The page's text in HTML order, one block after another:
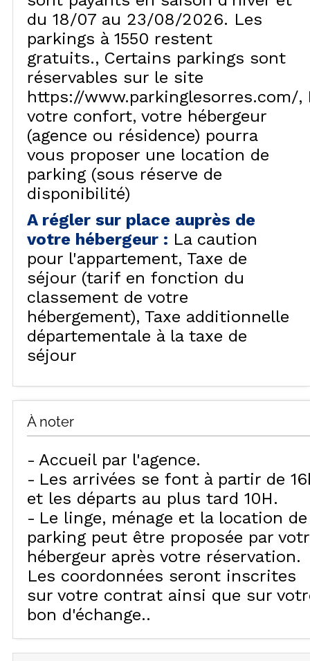
du 18/07 au 23/08/2026. Les
parkings à 1550 restent
gratuits.
Certains parkings sont
réservables sur le site
https://www.parkinglesorres.com/
votre confort, votre hébergeur
(agence ou résidence) pourra
vous proposer une location de
parking (sous réserve de
disponibilité)
A régler sur place auprès de
votre hébergeur : La caution
pour l'appartement Taxe de
séjour (tarif en fonction du
classement de votre
hébergement) Taxe additionnelle
départementale à la taxe de
séjour
À noter
Accueil par l'agence
Les arrivées se font à partir de
et les départs au plus tard 10H
Le linge, ménage et la location de
parking peut être proposée par
hébergeur après votre réservation.
Les coordonnées seront inscrites
sur votre contrat ainsi que sur
bon d'échange.